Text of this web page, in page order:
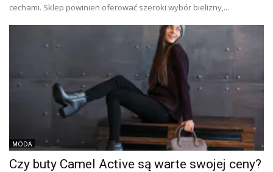
cechami. Sklep powinien oferować szeroki wybór bielizny,...
MODA
Czy buty Camel Active są warte swojej ceny?